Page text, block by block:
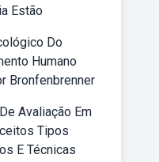
Estão
Do
Humano
Bronfenbrenner
Avaliação Em
Tipos
E Técnicas